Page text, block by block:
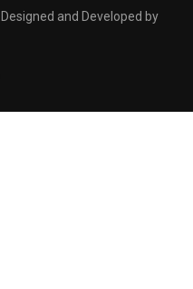
Designed and Developed by